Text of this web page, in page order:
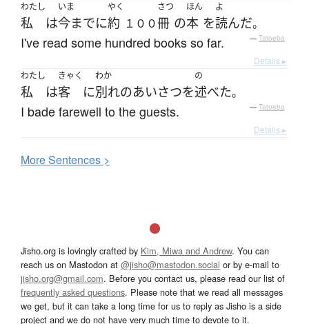
わたし
私 は
いま
今までに
やく
約 １００
さつ
冊 の
ほん
本 を
よ
読んだ。
I've read some hundred books so far. — Tatoeba
Details ▸
わたし
私 は
きゃく
客 に
わか
別れのあいさつを
の
述べた。
I bade farewell to the guests. — Tatoeba
Details ▸
MoreSentences >
Jisho.org is lovingly crafted by Kim, Miwa and Andrew. You can
reach us on Mastodon at @jisho@mastodon.social or by e-mail to
jisho.org@gmail.com. Before you contact us, please read our list of
frequently asked questions. Please note that we read all messages
we get, but it can take a long time for us to reply as Jisho is a side
project and we do not have very much time to devote to it.